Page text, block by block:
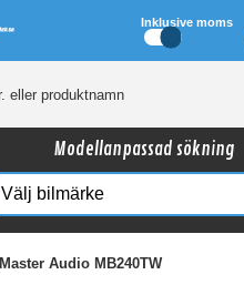
Inklusive moms
Modellanpassad sökning
Master Audio MB240TW